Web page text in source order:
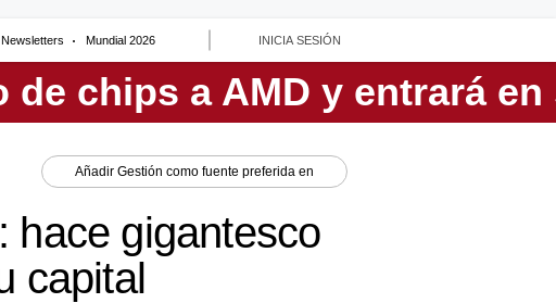
Newsletters Mundial 2026 INICIA SESIÓN
Añadir Gestión como fuente preferida en
hace gigantesco
capital